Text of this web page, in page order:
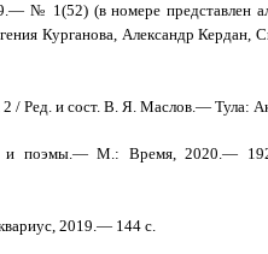
1(52) (в номере представлен
Курганова, Александр Кердан,
2 / Ред. и сост. В. Я. Маслов.— Тула:
и поэмы.— М.: Время, 2020.—
2019.— 144 с.